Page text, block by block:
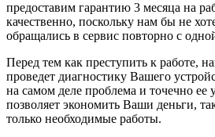
предоставим гарантию 3 месяца на
качественно, поскольку нам бы не
обращались в сервис повторно с
Перед тем как преступить к работе,
проведет диагностику Вашего
на самом деле проблема и точечно ее
позволяет экономить Ваши деньги,
только необходимые работы.